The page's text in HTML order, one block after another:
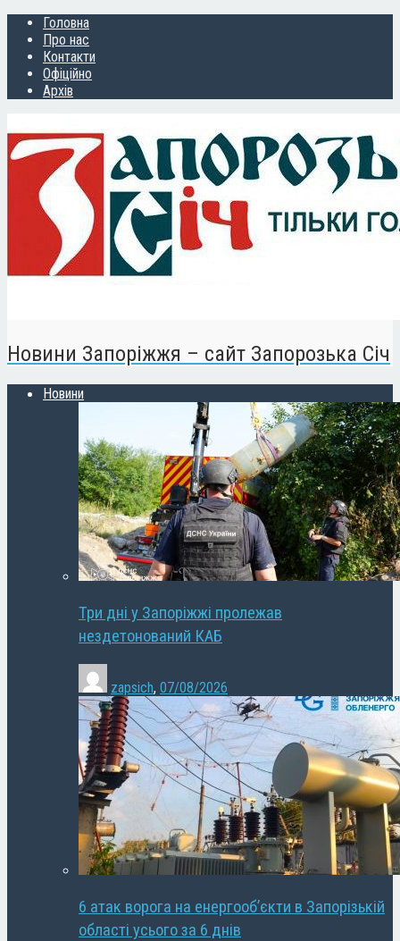
Головна
Про нас
Контакти
Офіційно
Архів
Новини Запоріжжя – сайт Запорозька Січ
Новини
Три дні у Запоріжжі пролежав
нездетонований КАБ
zapsich, 07/08/2026
6 атак ворога на енергооб’єкти в Запорізькій
області усього за 6 днів